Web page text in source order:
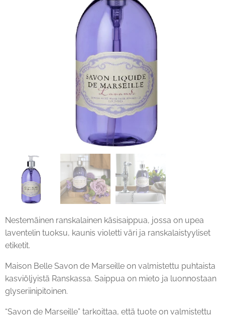
Nestemäinen ranskalainen käsisaippua, jossa on upea
laventelin tuoksu, kaunis violetti väri ja ranskalaistyyliset
etiketit.
Maison Belle Savon de Marseille on valmistettu puhtaista
kasviöljyistä Ranskassa. Saippua on mieto ja luonnostaan
glyseriinipitoinen.
“Savon de Marseille” tarkoittaa, että tuote on valmistettu